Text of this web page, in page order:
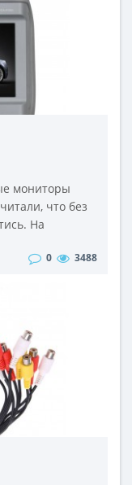
НЧ/СЧ-
мониторы
что без
На
0 3488